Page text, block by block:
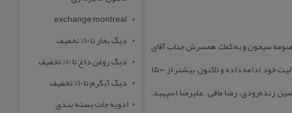
كشور بوده كه در سال ۱۳۴۵ هجری شمسی به وسیله معصومه سیحون و به كمك همسرش جناب آقای
هوشنگ سیحون افتتاح گردید. این مجموعه، از همان سال تأسیس با مدیریت و تلاش بی‌وقفه این بانوی محترم، به فعالیت خود ادامه داده و تاكنون بیشتر از ۱۵۰۰
زنده‌رودی، رضا مافی، علیرضا اسپهبد،
exchange montreal
دیگ بخار تا 10% تخفیف
دیگ روغن داغ تا 10% تخفیف
دیگ آبگرم تا 10% تخفیف
ادویه جات بسته بندی